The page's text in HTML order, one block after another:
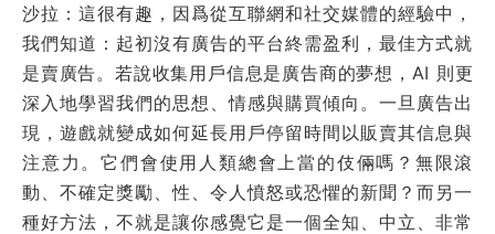
沙拉：這很有趣，因爲從互聯網和社交媒體的經驗中，
我們知道：起初沒有廣告的平台終需盈利，最佳方式就
是賣廣告。若說收集用戶信息是廣告商的夢想，AI 則更
深入地學習我們的思想、情感與購買傾向。一旦廣告出
現，遊戲就變成如何延長用戶停留時間以販賣其信息與
注意力。它們會使用人類總會上當的伎倆嗎？無限滾
動、不確定獎勵、性、令人憤怒或恐懼的新聞？而另一
種好方法，不就是讓你感覺它是一個全知、中立、非常